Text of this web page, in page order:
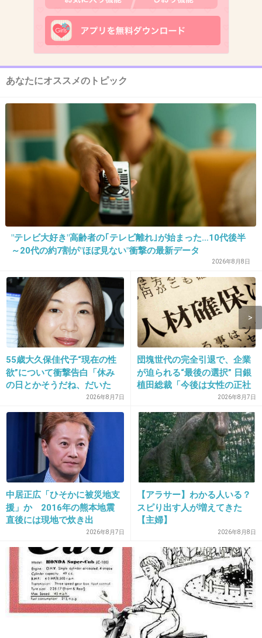
2014/08/17(日) 21:27:41
ネット世界と現実世界では
その矛盾を突いたトリックは面白かった
+89
2014/08/17(日) 21:28:47
金田一少年の殺人
+84 -1
14. 匿名2014/08/17(日) 21:28:59
上海魚人伝説
+124
15. 匿名2014/08/17(日) 21:29:32
教会に花嫁が一晩泊まったら密室なのに首を切
られてたって話。
誰かの小説そっくりで訴えられたらしく、ドラ
マ化されてるのにＤＶＤ化されてないんだよ
今はもう見られないかと思うとますます見た
い。
+202
あなたにオススメのトピック
"テレビ大好き"高齢者の｢テレビ離れ｣が始まった…10代後半
～20代の約7割が"ほぼ見ない"衝撃の最新データ
2026年8月8日
55歳大久保佳代子“現在の性
欲”について衝撃告白「休み
の日とかそうだね、だいた
2026年8月7日
団塊世代の完全引退で、企業
が迫られる“最後の選択” 日銀
植田総裁「今後は女性の正社
員化と外国人の人材活用が
鍵」
2026年8月7日
中居正広「ひそかに被災地支
援」か 2016年の熊本地震
直後には現地で炊き出
し “誰にも知られなくて良
い”と、むしろ強まる福祉活
動への思い
2026年8月7日
【アラサー】わかる人いる？
スピり出す人が増えてきた
【主婦】
2026年8月8日